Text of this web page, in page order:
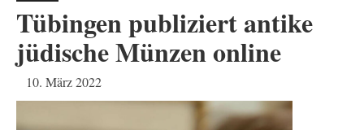
Tübingen publiziert antike
jüdische Münzen online
10. März 2022